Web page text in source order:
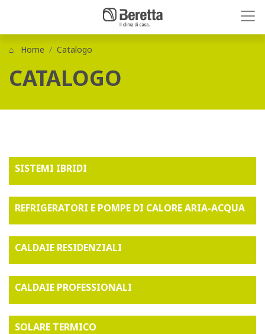
Home Catalogo
CATALOGO
SISTEMI IBRIDI
REFRIGERATORI E POMPE DI CALORE ARIA-ACQUA
CALDAIE RESIDENZIALI
CALDAIE PROFESSIONALI
SOLARE TERMICO